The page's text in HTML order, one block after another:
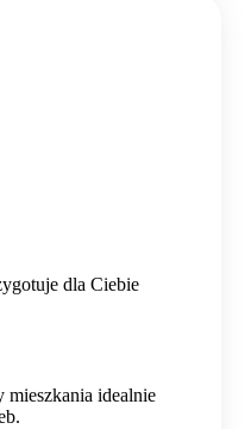
dla Ciebie
mieszkania idealnie